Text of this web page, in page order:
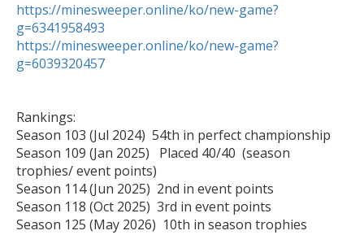
https://minesweeper.online/ko/new-game?
g=6341958493
https://minesweeper.online/ko/new-game?
g=6039320457
Rankings:
Season 103 (Jul 2024)  54th in perfect championship
Season 109 (Jan 2025)   Placed 40/40  (season
trophies/ event points)
Season 114 (Jun 2025)  2nd in event points
Season 118 (Oct 2025)  3rd in event points
Season 125 (May 2026)  10th in season trophies